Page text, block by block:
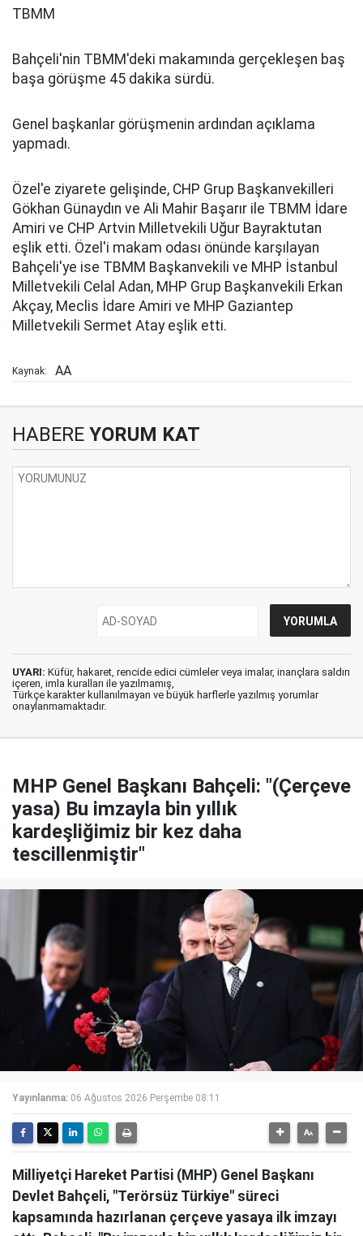
TBMM
Bahçeli'nin TBMM'deki makamında gerçekleşen baş
başa görüşme 45 dakika sürdü.
Genel başkanlar görüşmenin ardından açıklama
yapmadı.
Özel'e ziyarete gelişinde, CHP Grup Başkanvekilleri
Gökhan Günaydın ve Ali Mahir Başarır ile TBMM İdare
Amiri ve CHP Artvin Milletvekili Uğur Bayraktutan
eşlik etti. Özel'i makam odası önünde karşılayan
Bahçeli'ye ise TBMM Başkanvekili ve MHP İstanbul
Milletvekili Celal Adan, MHP Grup Başkanvekili Erkan
Akçay, Meclis İdare Amiri ve MHP Gaziantep
Milletvekili Sermet Atay eşlik etti.
Kaynak: AA
HABERE YORUM KAT
UYARI: Küfür, hakaret, rencide edici cümleler veya imalar, inançlara saldırı
içeren, imla kuralları ile yazılmamış,
Türkçe karakter kullanılmayan ve büyük harflerle yazılmış yorumlar
onaylanmamaktadır.
MHP Genel Başkanı Bahçeli: "(Çerçeve
yasa) Bu imzayla bin yıllık
kardeşliğimiz bir kez daha
tescillenmiştir"
Yayınlanma: 06 Ağustos 2026 Perşembe 08:11
Milliyetçi Hareket Partisi (MHP) Genel Başkanı
Devlet Bahçeli, "Terörsüz Türkiye" süreci
kapsamında hazırlanan çerçeve yasaya ilk imzayı